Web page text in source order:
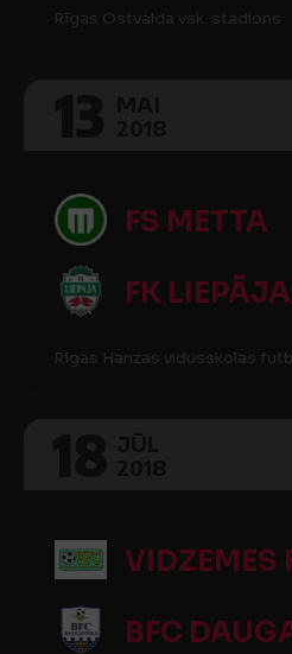
Rīgas Ostvalda vsk. stadions
FS METTA
FK
Rīgas Hanzas vidusskolas
VIDZEMES
BFC